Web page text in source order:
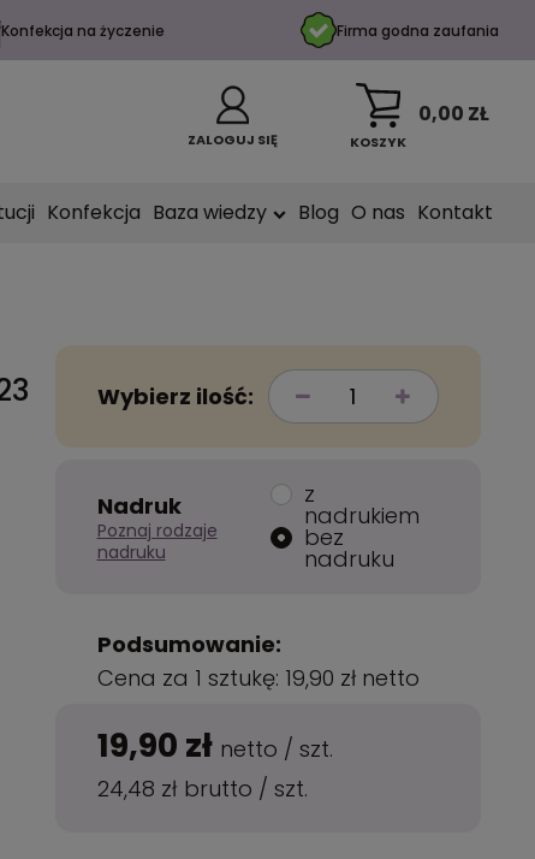
Konfekcja na życzenie Firma godna zaufania
ZALOGUJ SIĘ KOSZYK
0,00 ZŁ
Konfekcja Baza wiedzy Blog O nas Kontakt
Wybierz ilość:
Nadruk
Poznaj rodzaje
nadruku
z
nadrukiem
bez
nadruku
Podsumowanie:
Cena za 1 sztukę: 19,90 złnetto
19,90 zł netto / szt.
24,48 zł brutto / szt.